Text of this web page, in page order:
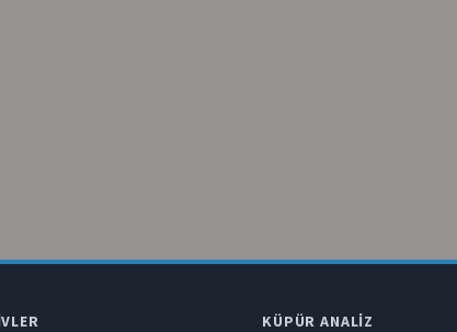
KÜPÜR ANALIZ